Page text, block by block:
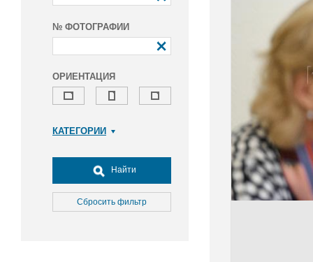
№ ФОТОГРАФИИ
ОРИЕНТАЦИЯ
КАТЕГОРИИ
Досуг, туризм и отдых
Культура
Медицина
Найти
Сбросить фильтр